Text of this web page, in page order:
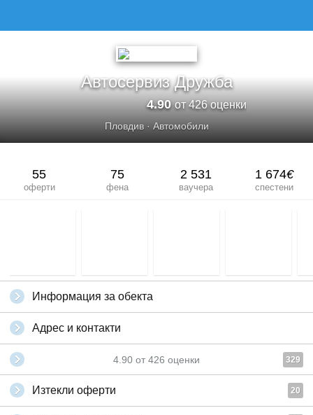
Автосервиз Дружба
4.90от 426 оценки
Пловдив·Автомобили
55
оферти
75
фена
2 531
ваучера
1 674€
спестени
Информация за обекта
Адрес и контакти
4.90 от 426 оценки 329
Изтекли оферти 20